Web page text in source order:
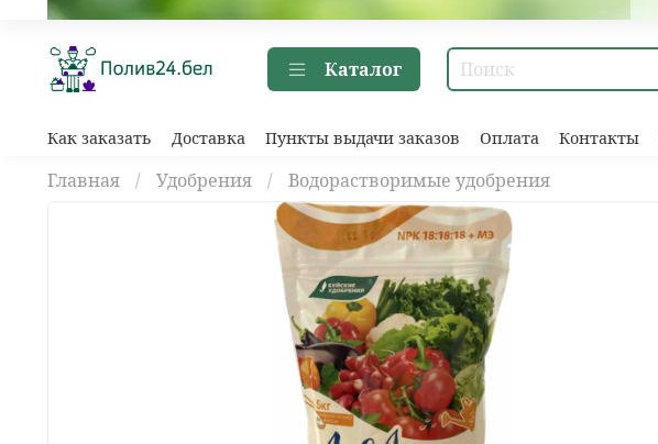
Каталог
Как заказать Доставка Пункты выдачи заказов Оплата Контакты
Главная Удобрения Водорастворимые удобрения